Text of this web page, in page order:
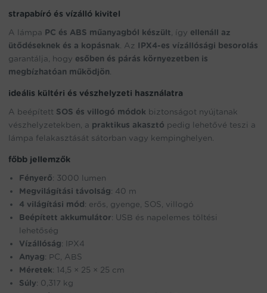
strapabíró és vízálló kivitel
A lámpa PC és ABS műanyagból készült , így ellenáll az
ütődéseknek és a kopásnak . Az IPX4-es vízállósági besorolás
garantálja, hogy esőben és párás környezetben is
megbízhatóan működjön
ideális kültéri és vészhelyzeti használatra
A beépített SOS és villogó módok biztonságot nyújtanak
vészhelyzetekben, a praktikus akasztó pedig lehetővé teszi a
lámpa felakasztását sátorban vagy kempinghelyen.
főbb jellemzők
Fényerő: 3000 lumen
Megvilágítási távolság: 40 m
4 világítási mód: erős, gyenge, SOS, villogó
Beépített akkumulátor: USB és napelemes töltési
lehetőség
Vízállóság: IPX4
Anyag: PC, ABS
Méretek: 14,5 × 25 × 25 cm
Súly: 0,317 kg